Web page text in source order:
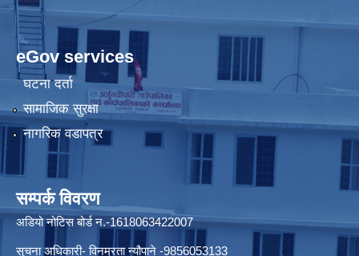
eGov services
घटना दर्ता
सामाजिक सुरक्षा
नागरिक वडापत्र
सम्पर्क विवरण
अडियो नोटिस बोर्ड न.-1618063422007
सुचना अधिकारी- विनम्रता न्यौपाने -9856053133